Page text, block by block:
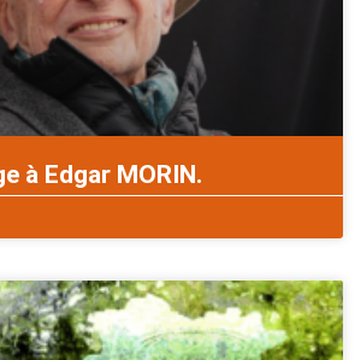
à Edgar MORIN.